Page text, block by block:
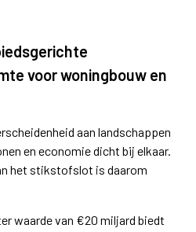
voor woningbouw en
aan landschappen
en economie dicht bij elkaar.
het stikstofslot is daarom
waarde van €20 miljard biedt